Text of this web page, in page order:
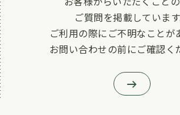
ご質問を掲載しています
ご利用の際にご不明なことが
お問い合わせの前にご確認く